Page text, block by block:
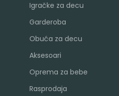
Igračke za decu
Garderoba
Obuća za decu
Aksesoari
Oprema za bebe
Rasprodaja